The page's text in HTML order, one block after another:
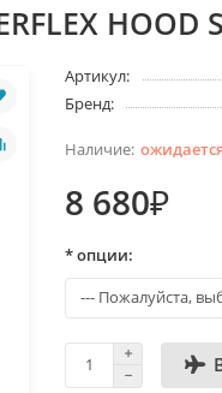
HOOD
Артикул:
Бренд:
8 680₽
* опции: